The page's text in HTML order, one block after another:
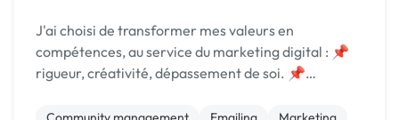
J'ai choisi de transformer mes valeurs en
compétences, au service du marketing digital : 📌​
rigueur, créativité, dépassement de soi. 📌​
community Manager et consultante en marketing